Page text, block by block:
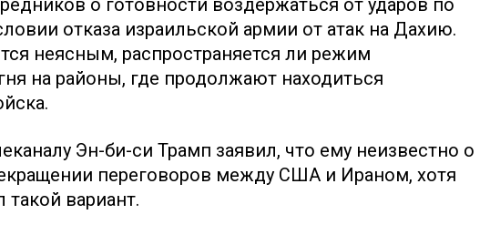
о готовности воздержаться от ударов по
отказа израильской армии от атак на Дахию.
неясным, распространяется ли режим
на районы, где продолжают находиться
Эн-би-си Трамп заявил, что ему неизвестно о
переговоров между США и Ираном, хотя
вариант.